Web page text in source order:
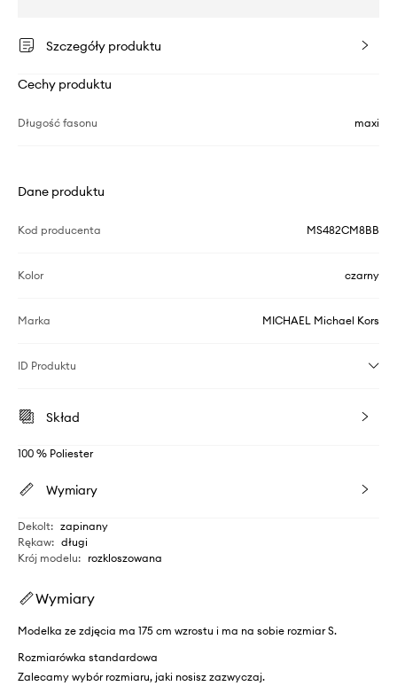
Szczegóły produktu
Cechy produktu
Długość fasonu maxi
Dane produktu
Kod producenta MS482CM8BB
Kolor czarny
Marka MICHAEL Michael Kors
ID Produktu
Skład
100 % Poliester
Wymiary
Dekolt: zapinany
Rękaw: długi
Krój modelu: rozkloszowana
Wymiary
Modelka ze zdjęcia ma 175 cm wzrostu i ma na sobie rozmiar S.
Rozmiarówka standardowa
Zalecamy wybór rozmiaru, jaki nosisz zazwyczaj.